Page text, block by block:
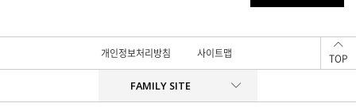
TOP
개인정보처리방침 사이트맵
FAMILY SITE